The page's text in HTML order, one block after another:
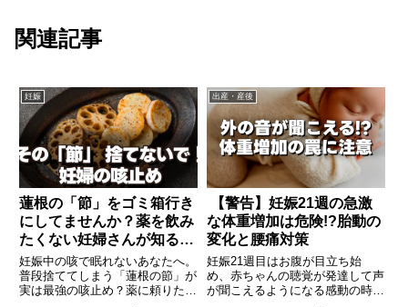
関連記事
妊娠
蓮根の「節」をゴミ箱行き
にしてませんか？薬を飲み
たくない妊婦さんが知るべ
き、天然の咳止めシロップ
妊娠中の咳で眠れないあなたへ。
普段捨ててしまう「蓮根の節」が
実は最強の咳止め？薬に頼りたく
出産・産後
【警告】妊娠21週の急激
な体重増加は危険!?胎動の
変化と腰痛対策
妊娠21週目はお腹が目立ち始
め、赤ちゃんの聴覚が発達して声
が聞こえるようになる感動の時